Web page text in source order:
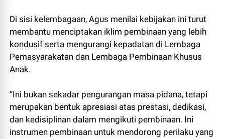
Di sisi kelembagaan, Agus menilai kebijakan ini turut
membantu menciptakan iklim pembinaan yang lebih
kondusif serta mengurangi kepadatan di Lembaga
Pemasyarakatan dan Lembaga Pembinaan Khusus
Anak.
“Ini bukan sekadar pengurangan masa pidana, tetapi
merupakan bentuk apresiasi atas prestasi, dedikasi,
dan kedisiplinan dalam mengikuti pembinaan. Ini
instrumen pembinaan untuk mendorong perilaku yang